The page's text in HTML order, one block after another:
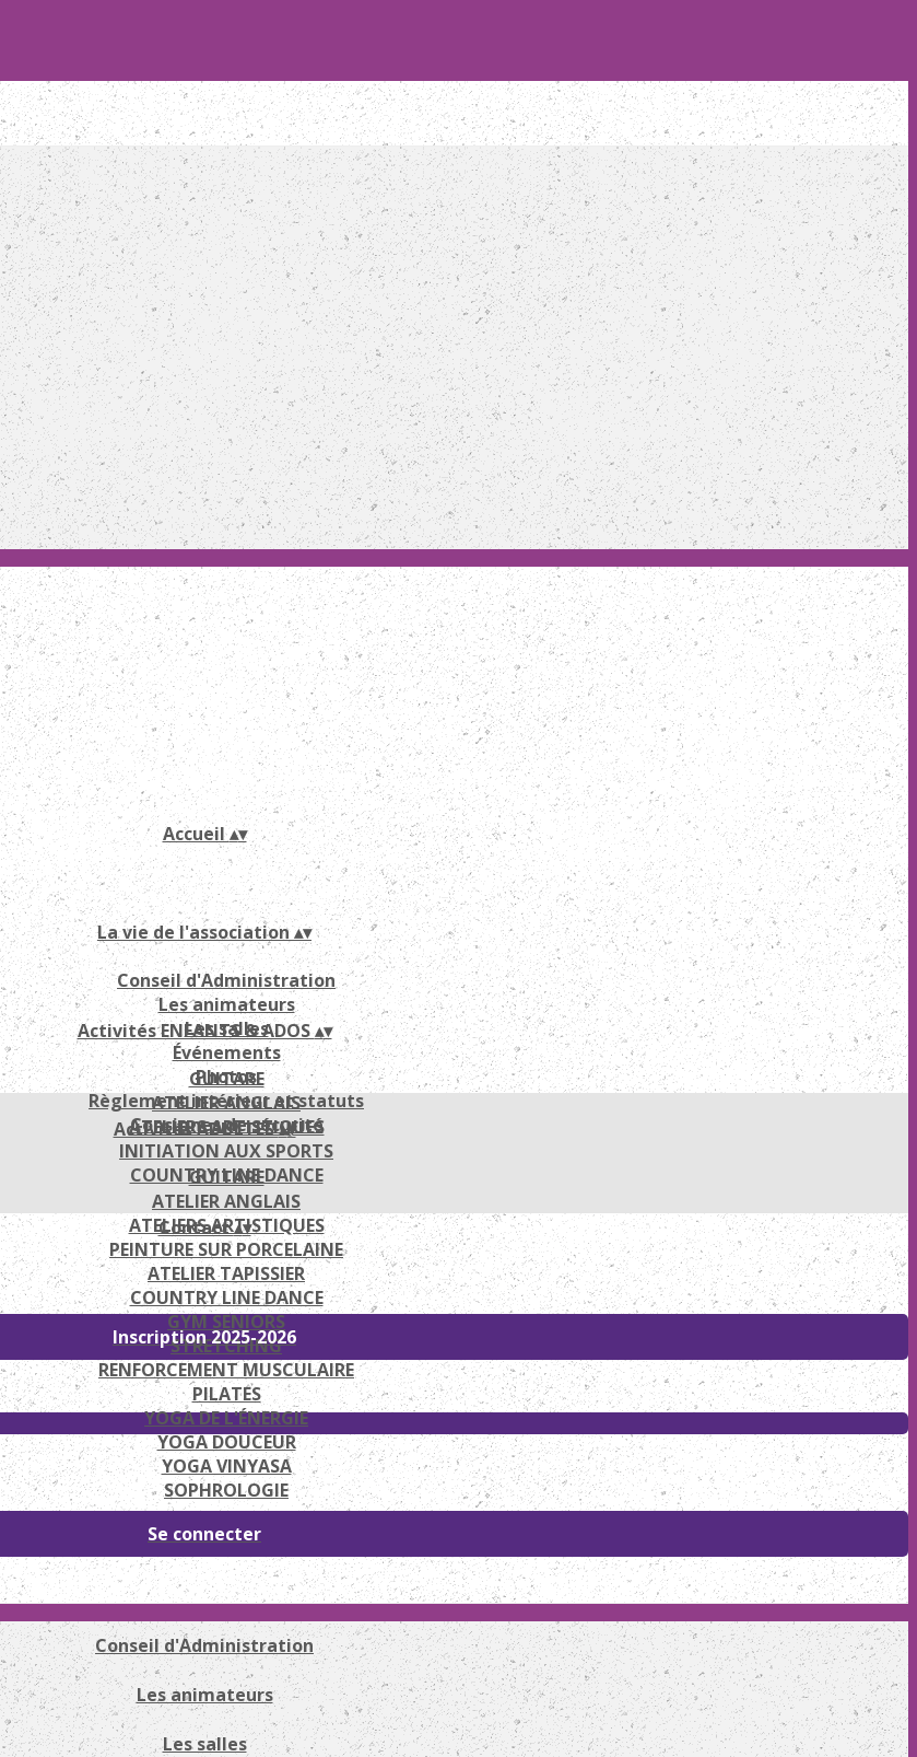
Accueil▴▾
La vie de l'association▴▾
Conseil d'Administration
Les animateurs
Les salles
Événements
Photos
Règlement intérieur et statuts
Consignes de sécurité
Activités ENFANTS & ADOS▴▾
GUITARE
ATELIER ANGLAIS
ATELIERS ARTISTIQUES
INITIATION AUX SPORTS
COUNTRY LINE DANCE
Activités ADULTES▴▾
GUITARE
ATELIER ANGLAIS
ATELIERS ARTISTIQUES
PEINTURE SUR PORCELAINE
ATELIER TAPISSIER
COUNTRY LINE DANCE
GYM SENIORS
STRETCHING
RENFORCEMENT MUSCULAIRE
PILATES
YOGA DE L'ÉNERGIE
YOGA DOUCEUR
YOGA VINYASA
SOPHROLOGIE
Contact▴▾
Inscription 2025-2026
Se connecter
Conseil d'Administration
Les animateurs
Les salles